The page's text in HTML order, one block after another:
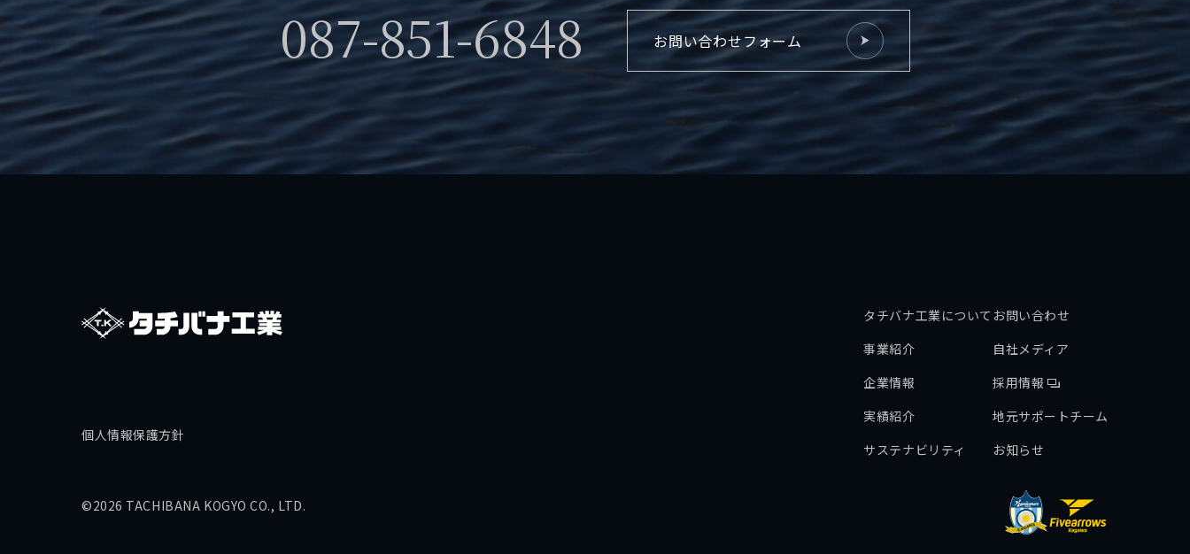
087-851-6848 お問い合わせフォーム
個人情報保護方針
タチバナ工業について
事業紹介
企業情報
実績紹介
サステナビリティ
お問い合わせ
自社メディア
採用情報
地元サポートチーム
お知らせ
©2026 TACHIBANA KOGYO CO., LTD.